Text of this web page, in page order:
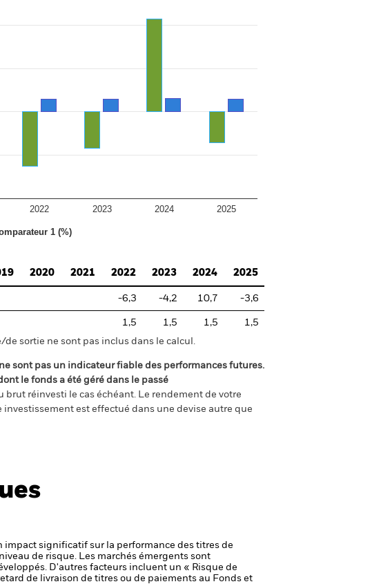
1 (%)
2022 2023 2024 2025
2020 2021 2022 2023 2024 2025
-6,3 -4,2 10,7 -3,6
1,5 1,5 1,5
1,5
sortie ne sont pas inclus dans le calcul.
sont pas un indicateur fiable des performances futures.
le fonds a été géré dans le passé
brut réinvesti le cas échéant. Le rendement de votre
est effectué dans une devise autre que
significatif sur la performance des titres de
de risque. Les marchés émergents sont
D'autres facteurs incluent un « Risque de
de livraison de titres ou de paiements au Fonds et